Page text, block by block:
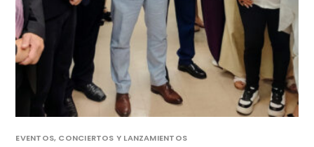
EVENTOS, CONCIERTOS Y LANZAMIENTOS